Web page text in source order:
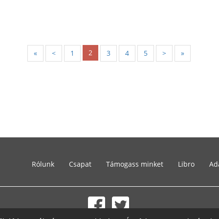
« < 1 2 3 4 5 > »
Rólunk Csapat Támogass minket Libro